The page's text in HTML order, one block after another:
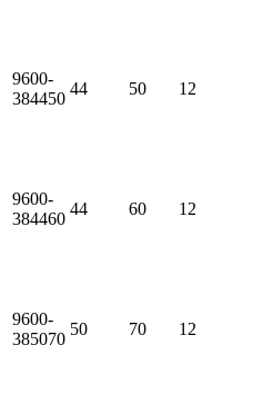
9600-
384450
44 50 12
9600-
384460
44 60 12
9600-
385070
50 70 12